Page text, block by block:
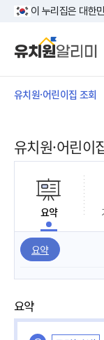
이 누리집은 대한
유치원·어린이집 조회
유치원·어린이
요약
요약
요약